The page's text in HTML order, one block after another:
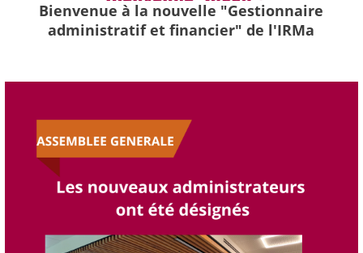
Bienvenue à la nouvelle "Gestionnaire
administratif et financier" de l'IRMa